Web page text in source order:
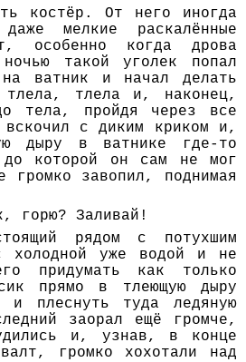
костёр. От него иногда
мелкие раскалённые
особенно когда дрова
такой уголек попал
на ватник и начал делать
тлела и, наконец,
тела, пройдя через все
вскочил с диким криком и,
дыру в ватнике где-то
которой он сам не мог
громко завопил, поднимая
горю? Заливай!
рядом с потухшим
холодной уже водой и не
придумать как только
прямо в тлеющую дыру
и плеснуть туда ледяную
заорал ещё громче,
и, узнав, в конце
громко хохотали над